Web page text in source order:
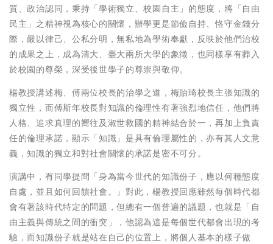
質、政治認同，秉持「學術獨立、校園自主」的態度，將「自由
民主」之精神視為核心的關懷，辦學更是節儉自持、恪守金錢分
際，嚴以律己、公私分明，無私地為學術奉獻，反映於他們治校
的成果之上，成為清大、臺大兩所大學的象徵，也同樣享有葬入
於校園的尊榮，深受後世學子的尊崇與敬仰。
楊教授講述梅、傅兩位校長的治學之道，梅貽琦校長主張知識的
獨立性，而傅斯年校長對知識的倫理性有著強烈地信任，他們將
人格、追求真理的嚮往及淑世救國的精神結合於一，再加上負責
任的倫理承諾，顯示「知識」是具有倫理屬性的，亦有其人文意
義，知識的獨立和對社會關懷的承諾是密不可分。
演講中，有同學提問「身為當今世代的知識份子，應以何種態度
自處，並且如何回饋社會。」對此，楊教授回應雖然每個時代都
會有著該時代特定的問題，但總有一個普遍的議題，也就是「自
由主義與傳統之間的衝突」，他認為這是每個世代都會出現的考
驗，而知識份子就是站在自己的位置上，將個人基本的樣子做